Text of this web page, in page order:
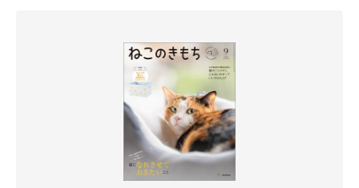
ットのように後ろ足だけで立ち上がるのが得意です。